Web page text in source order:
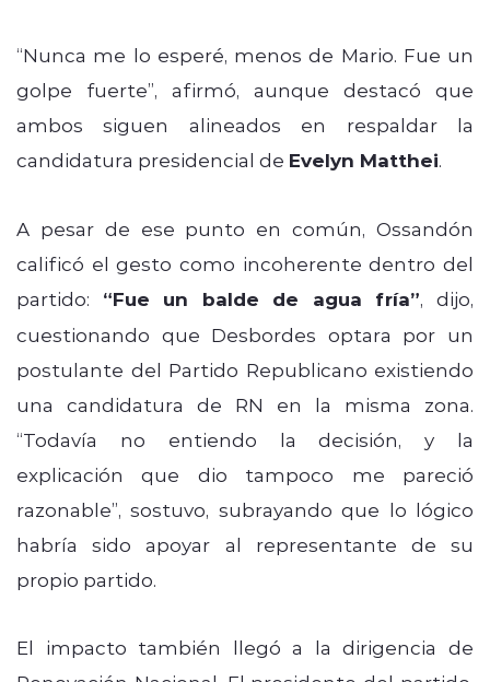
“Nunca me lo esperé, menos de Mario. Fue un
golpe fuerte”, afirmó, aunque destacó que
ambos siguen alineados en respaldar la
candidatura presidencial de Evelyn Matthei.
A pesar de ese punto en común, Ossandón
calificó el gesto como incoherente dentro del
partido: “Fue un balde de agua fría”, dijo,
cuestionando que Desbordes optara por un
postulante del Partido Republicano existiendo
una candidatura de RN en la misma zona.
“Todavía no entiendo la decisión, y la
explicación que dio tampoco me pareció
razonable”, sostuvo, subrayando que lo lógico
habría sido apoyar al representante de su
propio partido.
El impacto también llegó a la dirigencia de